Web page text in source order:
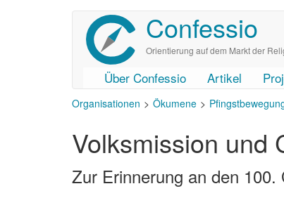
Confessio
Orientierung auf dem Markt der
User
account
menu
Main
navigation
Über Confessio Artikel
Organisationen Ökumene
Volksmission und
Zur Erinnerung an den